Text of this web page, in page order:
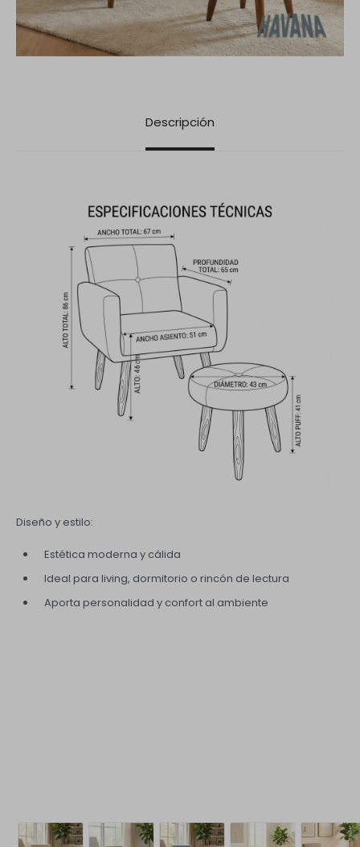
Descripción
Diseño y estilo:
Estética moderna y cálida
Ideal para living, dormitorio o rincón de lectura
Aporta personalidad y confort al ambiente